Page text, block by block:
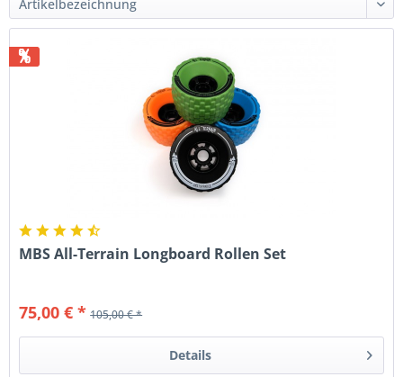
%
MBS All-Terrain Longboard Rollen Set
75,00 € * 105,00 € *
Details